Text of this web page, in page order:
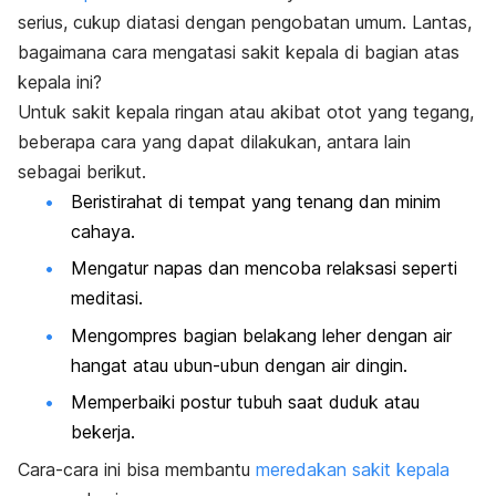
serius, cukup diatasi dengan pengobatan umum. Lantas,
bagaimana cara mengatasi sakit kepala di bagian atas
kepala ini?
Untuk sakit kepala ringan atau akibat otot yang tegang,
beberapa cara yang dapat dilakukan, antara lain
sebagai berikut.
Beristirahat di tempat yang tenang dan minim
cahaya.
Mengatur napas dan mencoba relaksasi seperti
meditasi.
Mengompres bagian belakang leher dengan air
hangat atau ubun-ubun dengan air dingin.
Memperbaiki postur tubuh saat duduk atau
bekerja.
Cara-cara ini bisa membantu meredakan sakit kepala